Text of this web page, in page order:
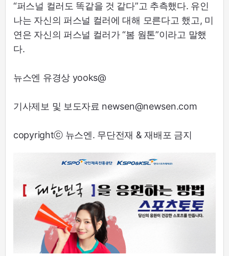
“퍼스널 컬러도 똑같을 것 같다”고 추측했다. 유인
나는 자신의 퍼스널 컬러에 대해 모른다고 했고, 미
연은 자신의 퍼스널 컬러가 “봄 웜톤”이라고 말했
다.
뉴스엔 유경상 yooks@
기사제보 및 보도자료 newsen@newsen.com
copyrightⓒ 뉴스엔. 무단전재 & 재배포 금지